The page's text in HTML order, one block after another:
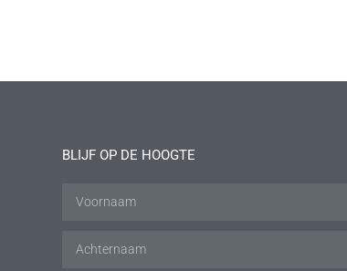
BLIJF OP DE HOOGTE